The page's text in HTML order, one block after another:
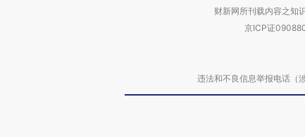
财新网所刊载内容之知
京ICP证
违法和不良信息举报电话